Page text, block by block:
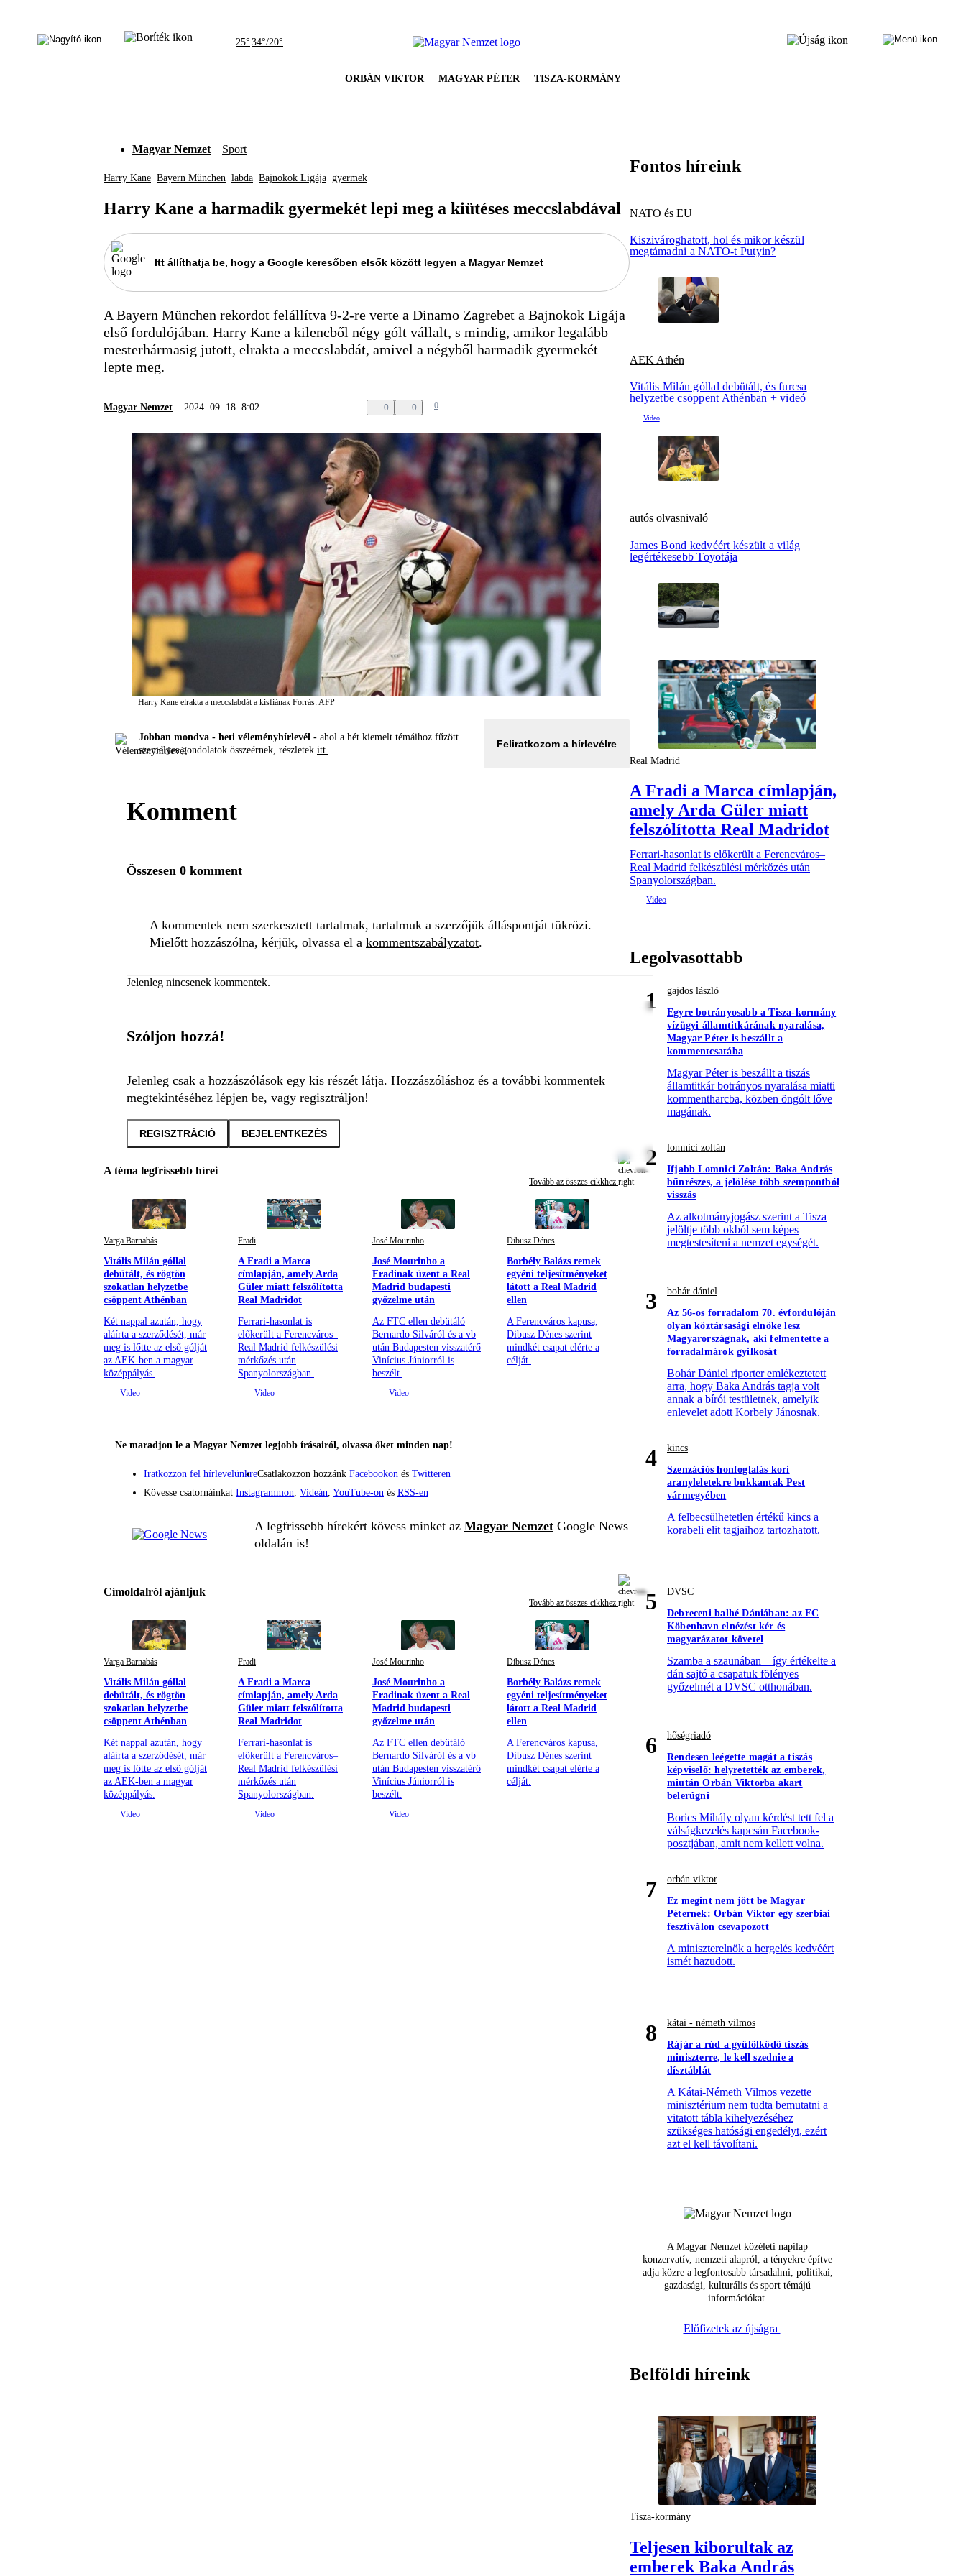
25° 34°/20°
ORBÁN VIKTOR MAGYAR PÉTER TISZA-KORMÁNY
Magyar Nemzet Sport
Harry Kane Bayern München labda Bajnokok Ligája gyermek
Harry Kane a harmadik gyermekét lepi meg a kiütéses meccslabdával
Itt állíthatja be, hogy a Google keresőben elsők között legyen a Magyar Nemzet
A Bayern München rekordot felállítva 9-2-re verte a Dinamo Zagrebet a Bajnokok Ligája
első fordulójában. Harry Kane a kilencből négy gólt vállalt, s mindig, amikor legalább
mesterhármasig jutott, elrakta a meccslabdát, amivel a négyből harmadik gyermekét
lepte meg.
Magyar Nemzet 2024. 09. 18. 8:02 0 0 0
Harry Kane elrakta a meccslabdát a kisfiának Forrás: AFP
Jobban mondva - heti véleményhírlevél - ahol a hét kiemelt témáihoz fűzött
személyes gondolatok összeérnek, részletek itt.
Feliratkozom a hírlevélre
Komment
Összesen 0 komment
A kommentek nem szerkesztett tartalmak, tartalmuk a szerzőjük álláspontját tükrözi.
Mielőtt hozzászólna, kérjük, olvassa el a kommentszabályzatot.
Jelenleg nincsenek kommentek.
Szóljon hozzá!
Jelenleg csak a hozzászólások egy kis részét látja. Hozzászóláshoz és a további kommentek
megtekintéséhez lépjen be, vagy regisztráljon!
REGISZTRÁCIÓ BEJELENTKEZÉS
A téma legfrissebb hírei
Tovább az összes cikkhez
Varga Barnabás
Vitális Milán góllal
debütált, és rögtön
szokatlan helyzetbe
csöppent Athénban
Két nappal azután, hogy
aláírta a szerződését, már
meg is lőtte az első gólját
az AEK-ben a magyar
középpályás.
Fradi
A Fradi a Marca
címlapján, amely Arda
Güler miatt felszólította
Real Madridot
Ferrari-hasonlat is
előkerült a Ferencváros–
Real Madrid felkészülési
mérkőzés után
Spanyolországban.
José Mourinho
José Mourinho a
Fradinak üzent a Real
Madrid budapesti
győzelme után
Az FTC ellen debütáló
Bernardo Silváról és a vb
után Budapesten visszatérő
Vinícius Júniorról is
beszélt.
Dibusz Dénes
Borbély Balázs remek
egyéni teljesítményeket
látott a Real Madrid
ellen
A Ferencváros kapusa,
Dibusz Dénes szerint
mindkét csapat elérte a
célját.
Ne maradjon le a Magyar Nemzet legjobb írásairól, olvassa őket minden nap!
Iratkozzon fel hírlevelünkreCsatlakozzon hozzánk Facebookon és Twitteren
Kövesse csatornáinkat Instagrammon, Videán, YouTube-on és RSS-en
A legfrissebb hírekért kövess minket az Magyar Nemzet Google News
oldalán is!
Címoldalról ajánljuk
Tovább az összes cikkhez
Varga Barnabás
Vitális Milán góllal
debütált, és rögtön
szokatlan helyzetbe
csöppent Athénban
Két nappal azután, hogy
aláírta a szerződését, már
meg is lőtte az első gólját
az AEK-ben a magyar
középpályás.
Fradi
A Fradi a Marca
címlapján, amely Arda
Güler miatt felszólította
Real Madridot
Ferrari-hasonlat is
előkerült a Ferencváros–
Real Madrid felkészülési
mérkőzés után
Spanyolországban.
José Mourinho
José Mourinho a
Fradinak üzent a Real
Madrid budapesti
győzelme után
Az FTC ellen debütáló
Bernardo Silváról és a vb
után Budapesten visszatérő
Vinícius Júniorról is
beszélt.
Dibusz Dénes
Borbély Balázs remek
egyéni teljesítményeket
látott a Real Madrid
ellen
A Ferencváros kapusa,
Dibusz Dénes szerint
mindkét csapat elérte a
célját.
Fontos híreink
NATO és EU
Kiszivároghatott, hol és mikor készül
megtámadni a NATO-t Putyin?
AEK Athén
Vitális Milán góllal debütált, és furcsa
helyzetbe csöppent Athénban + videó
autós olvasnivaló
James Bond kedvéért készült a világ
legértékesebb Toyotája
Real Madrid
A Fradi a Marca címlapján,
amely Arda Güler miatt
felszólította Real Madridot
Ferrari-hasonlat is előkerült a Ferencváros–
Real Madrid felkészülési mérkőzés után
Spanyolországban.
Legolvasottabb
1
gajdos lászló
Egyre botrányosabb a Tisza-kormány
vízügyi államtitkárának nyaralása,
Magyar Péter is beszállt a
kommentcsatába
Magyar Péter is beszállt a tiszás
államtitkár botrányos nyaralása miatti
kommentharcba, közben öngólt lőve
magának.
2
lomnici zoltán
Ifjabb Lomnici Zoltán: Baka András
bűnrészes, a jelölése több szempontból
visszás
Az alkotmányjogász szerint a Tisza
jelöltje több okból sem képes
megtestesíteni a nemzet egységét.
3
bohár dániel
Az 56-os forradalom 70. évfordulóján
olyan köztársasági elnöke lesz
Magyarországnak, aki felmentette a
forradalmárok gyilkosát
Bohár Dániel riporter emlékeztetett
arra, hogy Baka András tagja volt
annak a bírói testületnek, amelyik
enlevelet adott Korbely Jánosnak.
4
kincs
Szenzációs honfoglalás kori
aranyleletekre bukkantak Pest
vármegyében
A felbecsülhetetlen értékű kincs a
korabeli elit tagjaihoz tartozhatott.
5
DVSC
Debreceni balhé Dániában: az FC
Köbenhavn elnézést kér és
magyarázatot követel
Szamba a szaunában – így értékelte a
dán sajtó a csapatuk fölényes
győzelmét a DVSC otthonában.
6
hőségriadó
Rendesen leégette magát a tiszás
képviselő: helyretették az emberek,
miután Orbán Viktorba akart
belerúgni
Borics Mihály olyan kérdést tett fel a
válságkezelés kapcsán Facebook-
posztjában, amit nem kellett volna.
7
orbán viktor
Ez megint nem jött be Magyar
Péternek: Orbán Viktor egy szerbiai
fesztiválon csevapozott
A miniszterelnök a hergelés kedvéért
ismét hazudott.
8
kátai - németh vilmos
Rájár a rúd a gyűlölködő tiszás
miniszterre, le kell szednie a
dísztáblát
A Kátai-Németh Vilmos vezette
minisztérium nem tudta bemutatni a
vitatott tábla kihelyezéséhez
szükséges hatósági engedélyt, ezért
azt el kell távolítani.
A Magyar Nemzet közéleti napilap
konzervatív, nemzeti alapról, a tényekre építve
adja közre a legfontosabb társadalmi, politikai,
gazdasági, kulturális és sport témájú
információkat.
Előfizetek az újságra
Belföldi híreink
Tisza-kormány
Teljesen kiborultak az
emberek Baka András